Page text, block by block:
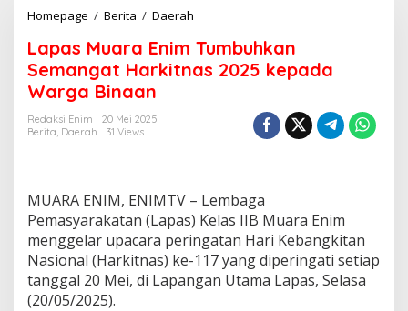
Homepage / Berita / Daerah
p
a
s
m
T
u
m
b
Lapas Muara Enim Tumbuhkan
Semangat Harkitnas 2025 kepada
Warga Binaan
Redaksi Enim
20 Mei 2025
Berita, Daerah 31 Views
MUARA ENIM, ENIMTV – Lembaga
Pemasyarakatan (Lapas) Kelas IIB Muara Enim
menggelar upacara peringatan Hari Kebangkitan
Nasional (Harkitnas) ke-117 yang diperingati setiap
tanggal 20 Mei, di Lapangan Utama Lapas, Selasa
(20/05/2025).